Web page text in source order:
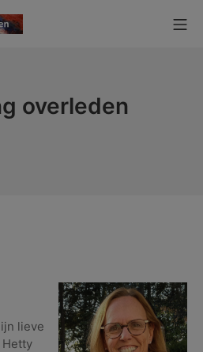
overleden
lieve